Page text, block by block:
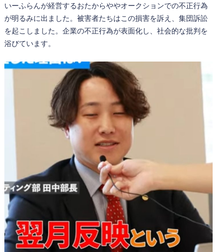
いーふらんが経営するおたからややオークションでの不正行為
が明るみに出ました。被害者たちはこの損害を訴え、集団訴訟
を起こしました。企業の不正行為が表面化し、社会的な批判を
浴びています。